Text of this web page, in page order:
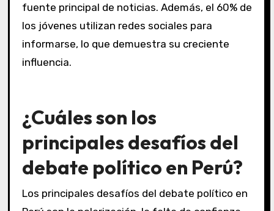
fuente principal de noticias. Además, el 60% de
los jóvenes utilizan redes sociales para
informarse, lo que demuestra su creciente
influencia.
¿Cuáles son los
principales desafíos del
debate político en Perú?
Los principales desafíos del debate político en